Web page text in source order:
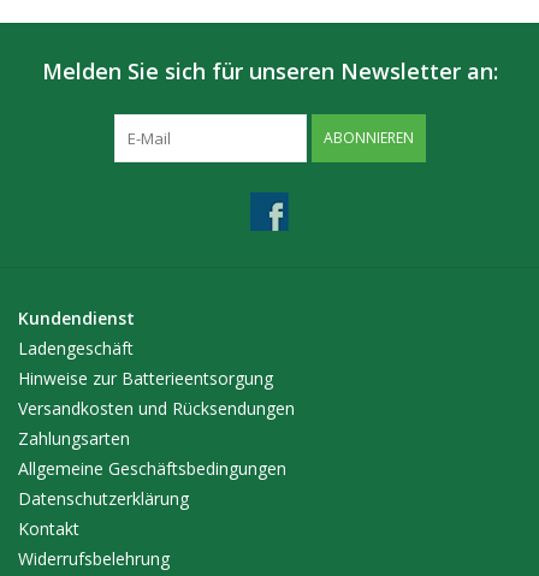
Melden Sie sich für unseren Newsletter an:
ABONNIEREN
Kundendienst
Ladengeschäft
Hinweise zur Batterieentsorgung
Versandkosten und Rücksendungen
Zahlungsarten
Allgemeine Geschäftsbedingungen
Datenschutzerklärung
Kontakt
Widerrufsbelehrung